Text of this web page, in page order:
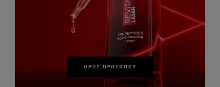
ΟΡΌΣ ΠΡΟΣΏΠΟΥ